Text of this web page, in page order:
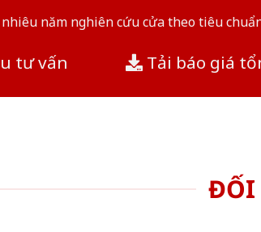
năm nghiên cứu cửa theo tiêu
tư vấn Tải báo giá
ĐỐI